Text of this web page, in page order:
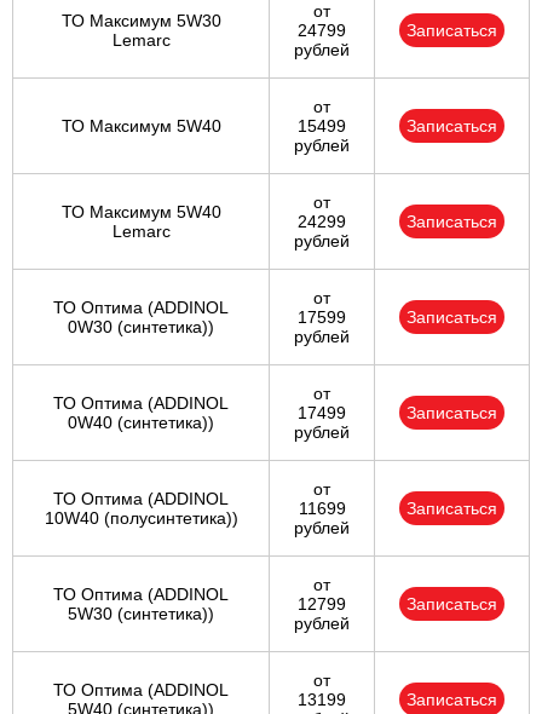
ТО Максимум 5W30
Lemarc
от
24799
рублей
Записаться
ТО Максимум 5W40
от
15499
рублей
Записаться
ТО Максимум 5W40
Lemarc
от
24299
рублей
Записаться
ТО Оптима (ADDINOL
0W30 (синтетика))
от
17599
рублей
Записаться
ТО Оптима (ADDINOL
0W40 (синтетика))
от
17499
рублей
Записаться
ТО Оптима (ADDINOL
10W40 (полусинтетика))
от
11699
рублей
Записаться
ТО Оптима (ADDINOL
5W30 (синтетика))
от
12799
рублей
Записаться
ТО Оптима (ADDINOL
5W40 (синтетика))
от
13199
Записаться